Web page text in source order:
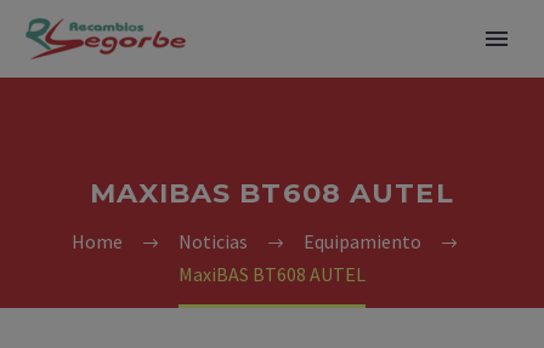
MAXIBAS BT608 AUTEL
Home Noticias
Equipamiento
MaxiBAS BT608 AUTEL